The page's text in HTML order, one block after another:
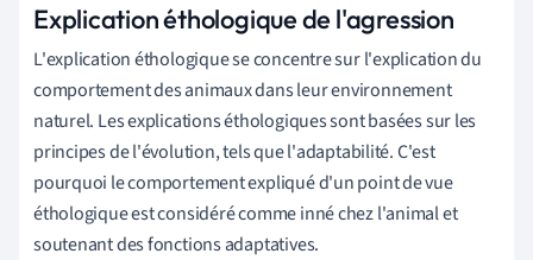
Explication éthologique de l'agression
L'explication éthologique se concentre sur l'explication du
comportement des animaux dans leur environnement
naturel. Les explications éthologiques sont basées sur les
principes de l'évolution, tels que l'adaptabilité. C'est
pourquoi le comportement expliqué d'un point de vue
éthologique est considéré comme inné chez l'animal et
soutenant des fonctions adaptatives.